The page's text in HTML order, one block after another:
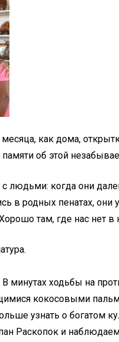
как дома,
об этой
с людьми: когда они
в родных пенатах, они
там, где нас нет в
кокосовыми
узнать о богатом
Раскопок и